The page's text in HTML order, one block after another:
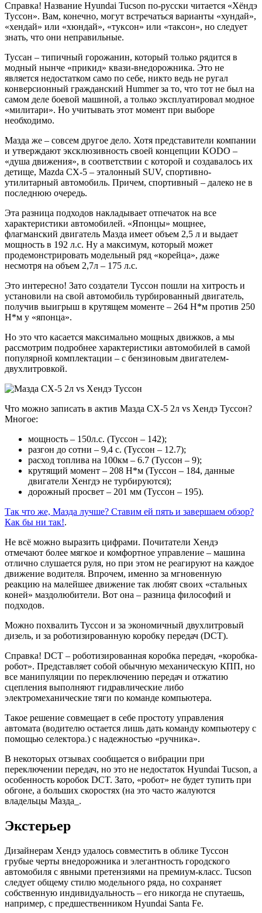
Справка! Название Hyundai Tucson по-русски читается «Хёндэ
Туссон». Вам, конечно, могут встречаться варианты «хундай»,
«хендай» или «хюндай», «туксон» или «таксон», но следует
знать, что они неправильные.
Туссан – типичный горожанин, который только рядится в
модный нынче «прикид» квази-внедорожника. Это не
является недостатком само по себе, никто ведь не ругал
конверсионный гражданский Hummer за то, что тот не был на
самом деле боевой машиной, а только эксплуатировал модное
«милитари». Но учитывать этот момент при выборе
необходимо.
Мазда же – совсем другое дело. Хотя представители компании
и утверждают эксклюзивность своей концепции KODO –
«душа движения», в соответствии с которой и создавалось их
детище, Mazda CX-5 – эталонный SUV, спортивно-
утилитарный автомобиль. Причем, спортивный – далеко не в
последнюю очередь.
Эта разница подходов накладывает отпечаток на все
характеристики автомобилей. «Японцы» мощнее,
флагманский двигатель Мазда имеет объем 2,5 л и выдает
мощность в 192 л.с. Ну а максимум, который может
продемонстрировать модельный ряд «корейца», даже
несмотря на объем 2,7л – 175 л.с.
Это интересно! Зато создатели Туссон пошли на хитрость и
установили на свой автомобиль турбированный двигатель,
получив выигрыш в крутящем моменте – 264 Н*м против 250
Н*м у «японца».
Но это что касается максимально мощных движков, а мы
рассмотрим подробнее характеристики автомобилей в самой
популярной комплектации – с бензиновым двигателем-
двухлитровкой.
Что можно записать в актив Мазда CX-5 2л vs Хендэ Туссон?
Многое:
мощность – 150л.с. (Туссон – 142);
разгон до сотни – 9,4 с. (Туссон – 12.7);
расход топлива на 100км – 6.7 (Туссон – 9);
крутящий момент – 208 Н*м (Туссон – 184, данные
двигатели Хенгдэ не турбируются);
дорожный просвет – 201 мм (Туссон – 195).
Так что же, Мазда лучше? Ставим ей пять и завершаем обзор?
Как бы ни так!.
Не всё можно выразить цифрами. Почитатели Хендэ
отмечают более мягкое и комфортное управление – машина
отлично слушается руля, но при этом не реагируют на каждое
движение водителя. Впрочем, именно за мгновенную
реакцию на малейшее движение так любят своих «стальных
коней» маздолюбители. Вот она – разница философий и
подходов.
Можно похвалить Туссон и за экономичный двухлитровый
дизель, и за роботизированную коробку передач (DCT).
Справка! DCT – роботизированная коробка передач, «коробка-
робот». Представляет собой обычную механическую КПП, но
все манипуляции по переключению передач и отжатию
сцепления выполняют гидравлические либо
электромеханические тяги по команде компьютера.
Такое решение совмещает в себе простоту управления
автомата (водителю остается лишь дать команду компьютеру с
помощью селектора.) с надежностью «ручника».
В некоторых отзывах сообщается о вибрации при
переключении передач, но это не недостаток Hyundai Tucson, а
особенность коробок DCT. Зато, «робот» не будет тупить при
обгоне, а больших скоростях (на это часто жалуются
владельцы Мазда_.
Экстерьер
Дизайнерам Хендэ удалось совместить в облике Туссон
грубые черты внедорожника и элегантность городского
автомобиля с явными претензиями на премиум-класс. Tucson
следует общему стилю модельного ряда, но сохраняет
собственную индивидуальность – его никогда не спутаешь,
например, с предшественником Hyundai Santa Fe.